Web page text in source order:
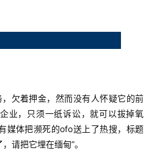
欠着押金，然而没有人怀疑它的前
业，只须一纸诉讼，就可以拔掉氧
媒体把濒死的ofo送上了热搜，标题
请把它埋在缅甸”。